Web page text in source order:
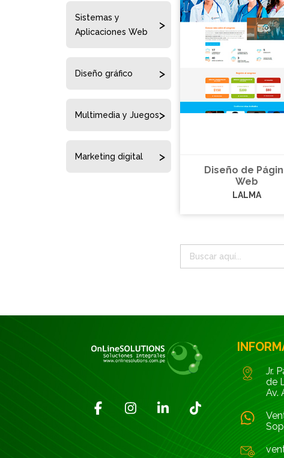
Sistemas y
Aplicaciones Web
Diseño gráfico
Multimedia y Juegos
Marketing digital
Diseño de
Web
LALMA
Jr.
de
Av.